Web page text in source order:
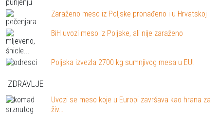
Zaraženo meso iz Poljske pronađeno i u Hrvatskoj
BiH uvozi meso iz Poljske, ali nije zaraženo
Poljska izvezla 2700 kg sumnjivog mesa u EU!
ZDRAVLJE
Uvozi se meso koje u Europi završava kao hrana za
živ…